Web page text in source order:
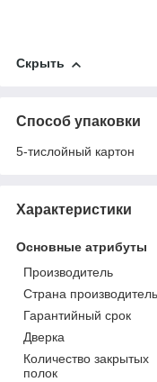
Скрыть
Способ упаковки
5-тислойный картон
Характеристики
Основные атрибуты
Производитель
Страна производитель
Гарантийный срок
Дверка
Количество закрытых
полок